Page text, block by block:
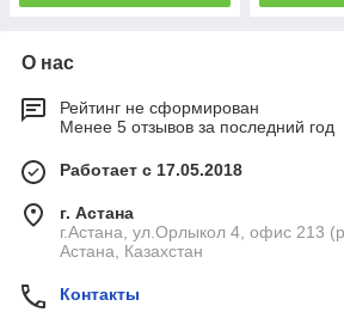
О нас
Рейтинг не сформирован
Менее 5 отзывов за последний год
Работает с 17.05.2018
г. Астана
г.Астана, ул.Орлыкол 4, офис 213
Астана, Казахстан
Контакты